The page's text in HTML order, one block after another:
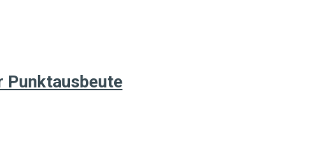
Punktausbeute